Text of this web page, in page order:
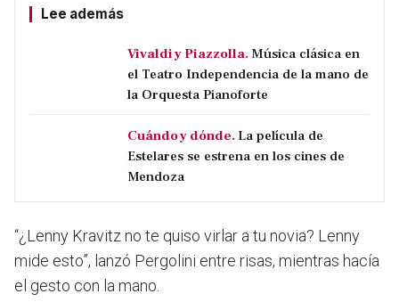
Lee además
Vivaldi y Piazzolla. Música clásica en
el Teatro Independencia de la mano de
la Orquesta Pianoforte
Cuándo y dónde. La película de
Estelares se estrena en los cines de
Mendoza
“¿Lenny Kravitz no te quiso virlar a tu novia? Lenny
mide esto”, lanzó Pergolini entre risas, mientras hacía
el gesto con la mano.